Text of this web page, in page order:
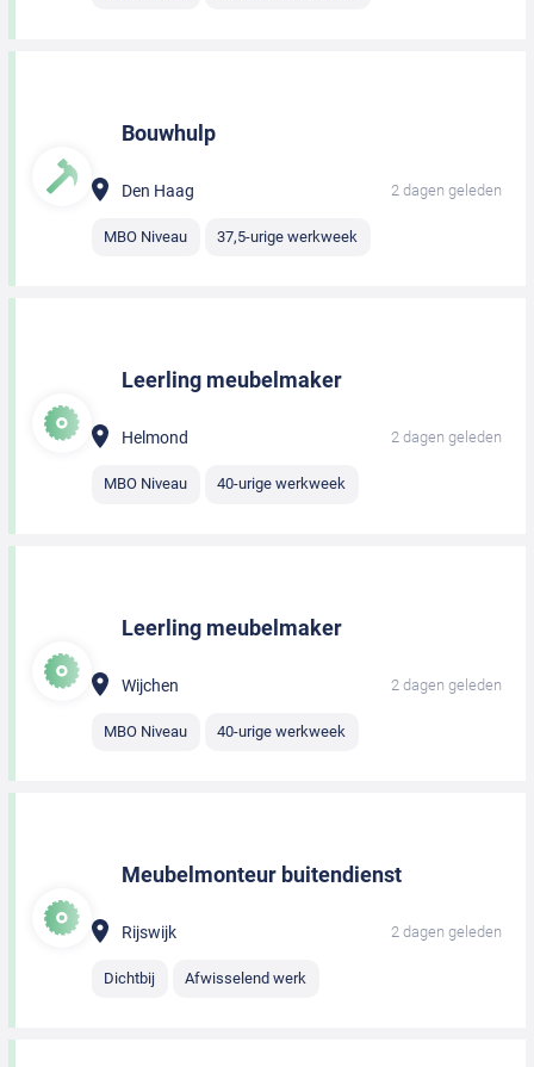
Bouwhulp
Den Haag 2 dagen geleden
MBO Niveau 37,5-urige werkweek
Leerling meubelmaker
Helmond 2 dagen geleden
MBO Niveau 40-urige werkweek
Leerling meubelmaker
Wijchen 2 dagen geleden
MBO Niveau 40-urige werkweek
Meubelmonteur buitendienst
Rijswijk 2 dagen geleden
Dichtbij Afwisselend werk